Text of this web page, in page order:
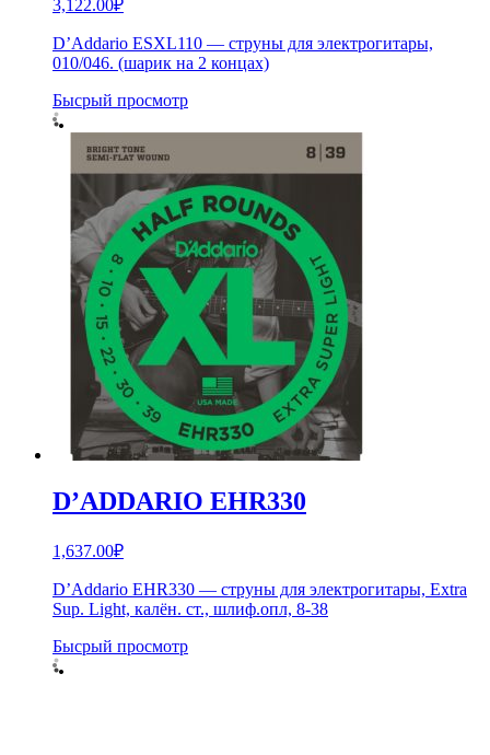
3,122.00₽
D’Addario ESXL110 — струны для электрогитары,
010/046. (шарик на 2 концах)
Бысрый просмотр
D’ADDARIO EHR330
1,637.00₽
D’Addario EHR330 — струны для электрогитары, Extra
Sup. Light, калён. ст., шлиф.опл, 8-38
Бысрый просмотр